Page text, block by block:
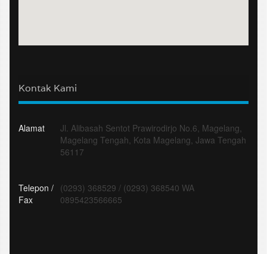
Kontak Kami
Alamat
Jl. Alibasah Sentot Prawirodirjo No.6, Magelang,
Magelang Tengah, Kota Magelang, Jawa Tengah
56117
Telepon /
Fax
(0293) 368529 / (0293) 368540 WA
0895423566665